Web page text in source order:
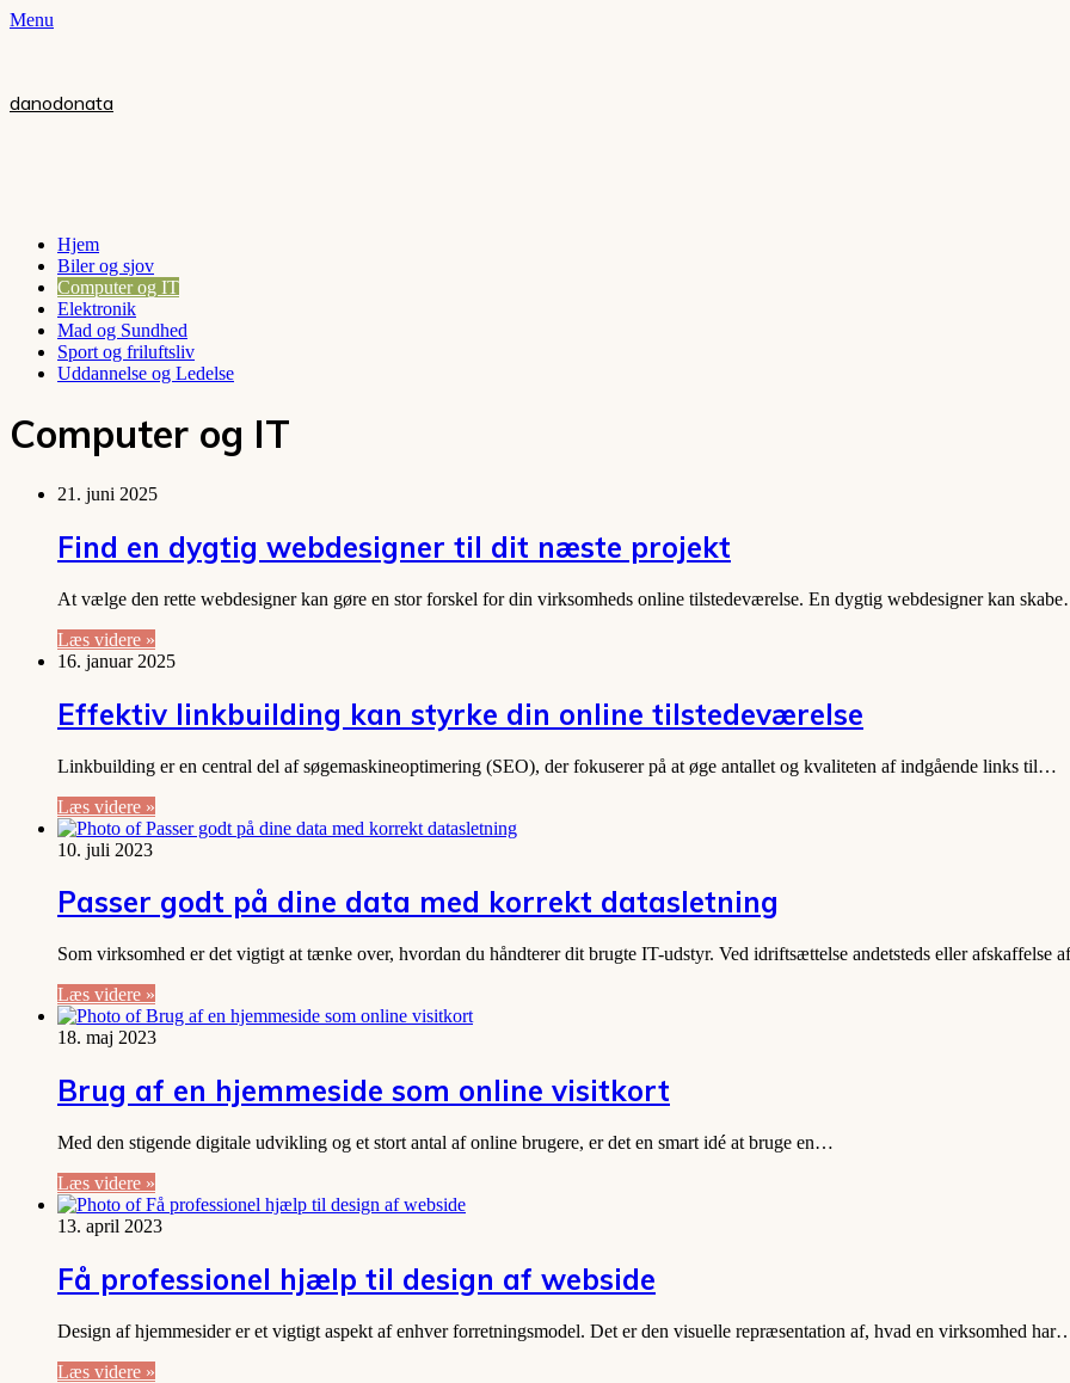
Menu
danodonata
Hjem
Biler og sjov
Computer og IT
Elektronik
Mad og Sundhed
Sport og friluftsliv
Uddannelse og Ledelse
Computer og IT
21. juni 2025
Find en dygtig webdesigner til dit næste projekt
At vælge den rette webdesigner kan gøre en stor forskel for din virksomheds online tilstedeværelse. En dygtig webdesigner kan
Læs videre »
16. januar 2025
Effektiv linkbuilding kan styrke din online tilstedeværelse
Linkbuilding er en central del af søgemaskineoptimering (SEO), der fokuserer på at øge antallet og kvaliteten af indgående links til…
Læs videre »
10. juli 2023
Passer godt på dine data med korrekt datasletning
Som virksomhed er det vigtigt at tænke over, hvordan du håndterer dit brugte IT-udstyr. Ved idriftsættelse andetsteds eller afskaffelse
Læs videre »
18. maj 2023
Brug af en hjemmeside som online visitkort
Med den stigende digitale udvikling og et stort antal af online brugere, er det en smart idé at bruge en…
Læs videre »
13. april 2023
Få professionel hjælp til design af webside
Design af hjemmesider er et vigtigt aspekt af enhver forretningsmodel. Det er den visuelle repræsentation af, hvad en virksomhed
Læs videre »